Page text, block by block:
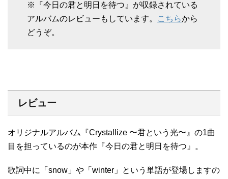
※『今日の君と明日を待つ』が収録されている
アルバムのレビューもしています。
こちらから
どうぞ。
レビュー
オリジナルアルバム『Crystallize 〜君という光〜』の1曲
目を担っているのが本作『今日の君と明日を待つ』。
歌詞中に「snow」や「winter」という単語が登場しますの